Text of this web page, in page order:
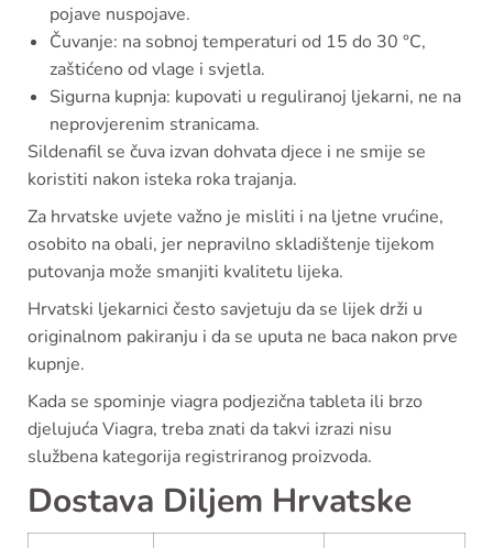
pojave nuspojave.
Čuvanje: na sobnoj temperaturi od 15 do 30 °C,
zaštićeno od vlage i svjetla.
Sigurna kupnja: kupovati u reguliranoj ljekarni, ne na
neprovjerenim stranicama.
Sildenafil se čuva izvan dohvata djece i ne smije se
koristiti nakon isteka roka trajanja.
Za hrvatske uvjete važno je misliti i na ljetne vrućine,
osobito na obali, jer nepravilno skladištenje tijekom
putovanja može smanjiti kvalitetu lijeka.
Hrvatski ljekarnici često savjetuju da se lijek drži u
originalnom pakiranju i da se uputa ne baca nakon prve
kupnje.
Kada se spominje viagra podjezična tableta ili brzo
djelujuća Viagra, treba znati da takvi izrazi nisu
službena kategorija registriranog proizvoda.
Dostava Diljem Hrvatske